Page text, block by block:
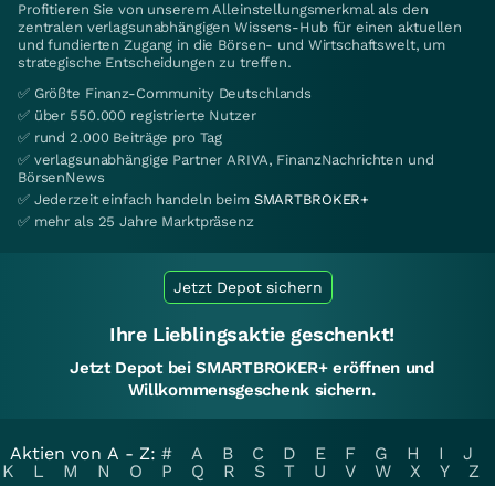
Profitieren Sie von unserem Alleinstellungsmerkmal als den
zentralen verlagsunabhängigen Wissens-Hub für einen aktuellen
und fundierten Zugang in die Börsen- und Wirtschaftswelt, um
strategische Entscheidungen zu treffen.
✅ Größte Finanz-Community Deutschlands
✅ über 550.000 registrierte Nutzer
✅ rund 2.000 Beiträge pro Tag
✅ verlagsunabhängige Partner ARIVA, FinanzNachrichten und
BörsenNews
✅ Jederzeit einfach handeln beim SMARTBROKER+
✅ mehr als 25 Jahre Marktpräsenz
Jetzt Depot sichern
Ihre Lieblingsaktie geschenkt!
Jetzt Depot bei SMARTBROKER+ eröffnen und
Willkommensgeschenk sichern.
Aktien von A - Z: # A B C D E F G H I
J
K
L M N O P Q R S T U V W X Y
Z